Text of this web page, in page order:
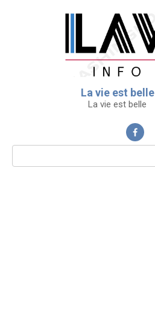
La vie est belle
La vie est belle
Поиск: